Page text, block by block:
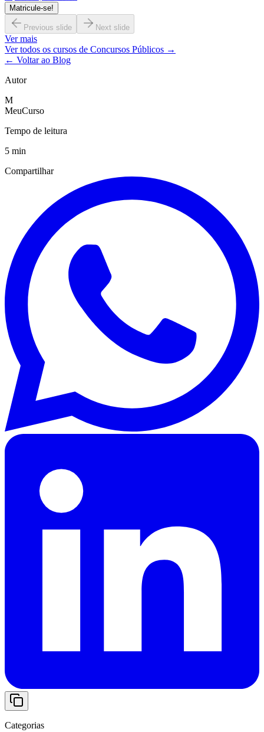
Matricule-se!
Previous slide Next slide
Ver mais
Ver todos os cursos de Concursos Públicos →
← Voltar ao Blog
Autor
M
MeuCurso
Tempo de leitura
5 min
Compartilhar
Categorias